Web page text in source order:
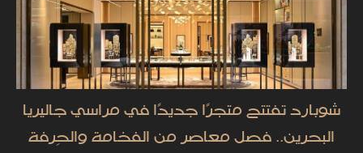
شوبارد تفتتح متجرًا جديدًا في مراسي جاليريا
البحرين.. فصل معاصر من الفخامة والحِرفة